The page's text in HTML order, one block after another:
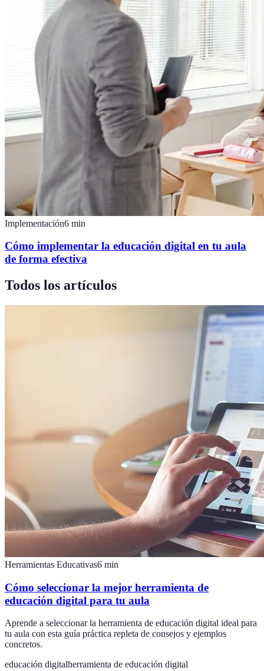
Implementación6 min
Cómo implementar la educación digital en tu aula
de forma efectiva
Todos los artículos
Herramientas Educativas6 min
Cómo seleccionar la mejor herramienta de
educación digital para tu aula
Aprende a seleccionar la herramienta de educación digital ideal para
tu aula con esta guía práctica repleta de consejos y ejemplos
concretos.
educación digitalherramienta de educación digital